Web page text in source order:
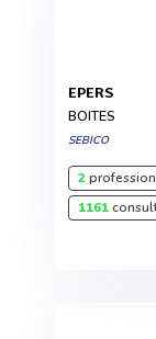
EPERS
BOITES
SEBICO
2
1161